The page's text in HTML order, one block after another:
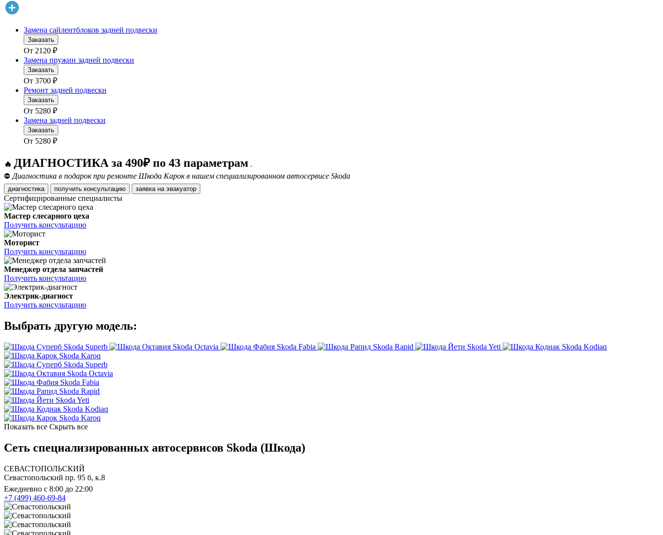
Замена сайлентблоков задней подвески
Заказать
От 2120 ₽
Замена пружин задней подвески
Заказать
От 3700 ₽
Ремонт задней подвески
Заказать
От 5280 ₽
Замена задней подвески
Заказать
От 5280 ₽
🔥 ДИАГНОСТИКА за 490₽ по 43 параметрам .
⛔ Диагностика в подарок при ремонте Шкода Карок в нашем специализированном автосервисе Skoda
диагностика получить консультацию заявка на эвакуатор
Сертифицированные специалисты
Мастер слесарного цеха
Получить консультацию
Моторист
Получить консультацию
Менеджер отдела запчастей
Получить консультацию
Электрик-диагност
Получить консультацию
Выбрать другую модель:
Skoda Superb Skoda Octavia Skoda Fabia Skoda Rapid Skoda Yeti
Skoda Kodiaq
Skoda Karoq
Skoda Superb
Skoda Octavia
Skoda Fabia
Skoda Rapid
Skoda Yeti
Skoda Kodiaq
Skoda Karoq
Показать все Скрыть все
Сеть специализированных автосервисов Skoda (Шкода)
СЕВАСТОПОЛЬСКИЙ
Севастопольский пр. 95 б, к.8
Ежедневно с 8:00 до 22:00
+7 (499) 460-69-84